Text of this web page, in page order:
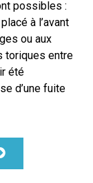
possibles :
à l’avant
ou aux
toriques entre
été
d’une fuite